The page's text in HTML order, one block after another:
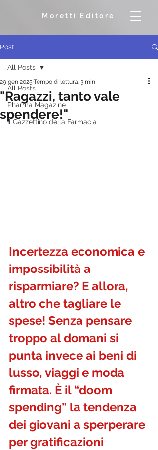
Moretti Editore
Post
All Posts
Pharma Magazine
Il Gazzettino della Farmacia
All Posts
"Ragazzi, tanto vale
spendere!"
29 gen 2025 Tempo di lettura: 3 min
Incertezza economica e
impossibilità a
risparmiare? E allora,
altro che tagliare le
spese! Senza pensare
troppo al domani si
punta invece ai beni di
lusso, viaggi e moda
firmata. È il “doom
spending” la tendenza
dei giovani a sperperare
per gratificazioni